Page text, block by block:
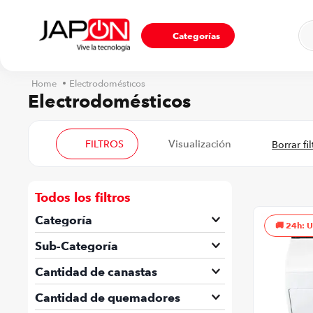
Categorías
Electrodomésticos
Electrodomésticos
FILTROS
Todos los filtros
Categoría
Aires acondicionados
Calefones
Cocinas
Lavadoras
Sub-Categoría
Accesorios
Aire Acondicionado Portátil
Aire acondicionado split
Cantidad de canastas
1
Cantidad de quemadores
24h: